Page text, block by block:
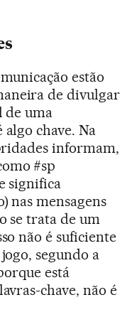
estão
de divulgar
de uma
chave. Na
informam,
#sp
significa
nas mensagens
se trata de um
não é suficiente
segundo a
está
chave, não é